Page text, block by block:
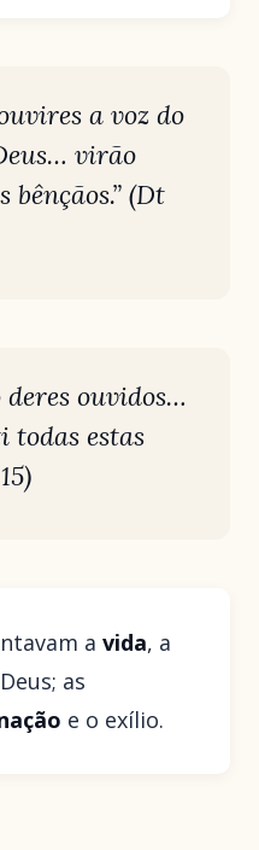
a voz do
virão
bênçãos.”(Dt
deres ouvidos…
todas estas
avida, a
as
e o exílio.